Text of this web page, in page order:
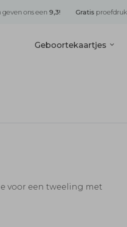
geven ons een 9,3! Gratis proefdruk
Geboortekaartjes
voor een tweeling met